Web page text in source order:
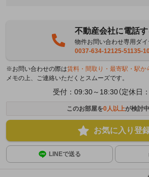
不動産会社に電話す
物件お問い合わせ専用ダ
0037-634-12125-51135-
※お問い合わせの際は賃料・間取り・最寄駅・駅か
メモの上、ご連絡いただくとスムーズです。
受付：09:30～18:30（定休日：
このお部屋を0人以上が検討
お気に入り登
LINEで送る